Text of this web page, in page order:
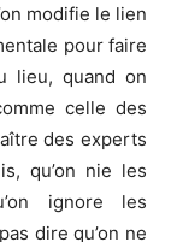
modifie le lien
pour faire
lieu, quand on
celle des
des experts
qu’on nie les
ignore les
dire qu’on ne